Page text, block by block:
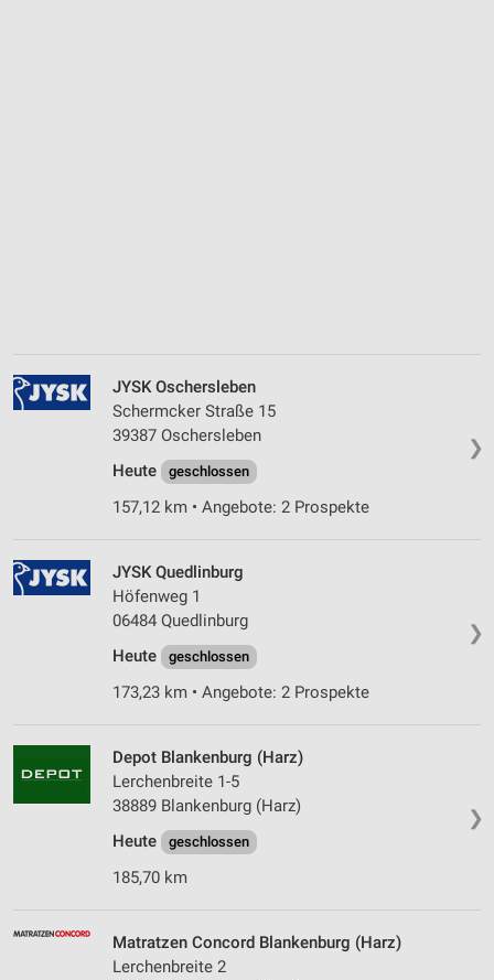
❯
JYSK Oschersleben
Schermcker Straße 15
39387 Oschersleben
Heute
geschlossen
157,12 km • Angebote: 2 Prospekte
❯
JYSK Quedlinburg
Höfenweg 1
06484 Quedlinburg
Heute
geschlossen
173,23 km • Angebote: 2 Prospekte
❯
Depot Blankenburg (Harz)
Lerchenbreite 1-5
38889 Blankenburg (Harz)
Heute
geschlossen
185,70 km
Matratzen Concord Blankenburg (Harz)
Lerchenbreite 2